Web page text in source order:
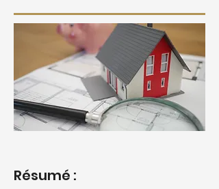
Résumé :